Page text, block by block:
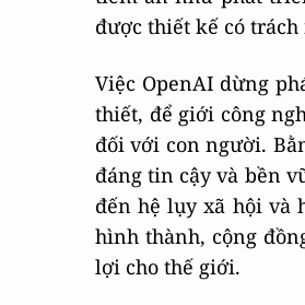
được thiết kế có
Việc OpenAI dừng
thiết, để giới công
đối với con người.
đáng tin cậy và bền
đến hệ lụy xã hội và
hình thành, cộng
lợi cho thế giới.